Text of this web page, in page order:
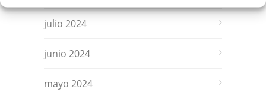
julio 2024
junio 2024
mayo 2024